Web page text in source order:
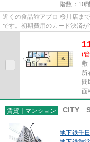
階数：10
近くの食品館アプロ 桜川店ま
です。初期費用のカード決済
(
敷
所
間
面
賃貸｜マンション CITY
地下鉄千